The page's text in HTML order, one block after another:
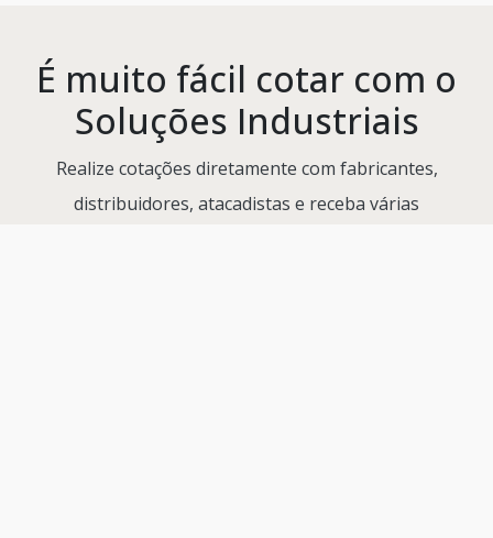
É muito fácil cotar com o
Soluções Industriais
Realize cotações diretamente com fabricantes,
distribuidores, atacadistas e receba várias